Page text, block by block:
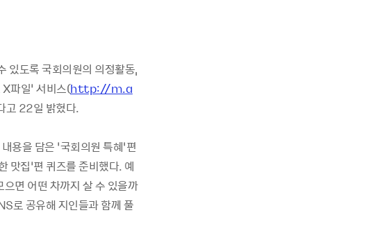
도록 국회의원의 의정활동,
파일’ 서비스(http://m.a
고 22일 밝혔다.
용을 담은 ‘국회의원 특혜’편
맛집’편 퀴즈를 준비했다. 예
면 어떤 차까지 살 수 있을까
로 공유해 지인들과 함께 풀